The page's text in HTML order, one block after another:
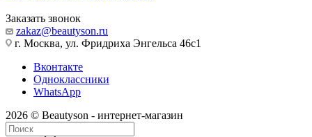
Заказать звонок
zakaz@beautyson.ru
г. Москва, ул. Фридриха Энгельса 46с1
Вконтакте
Одноклассники
WhatsApp
2026 © Beautyson - интернет-магазин